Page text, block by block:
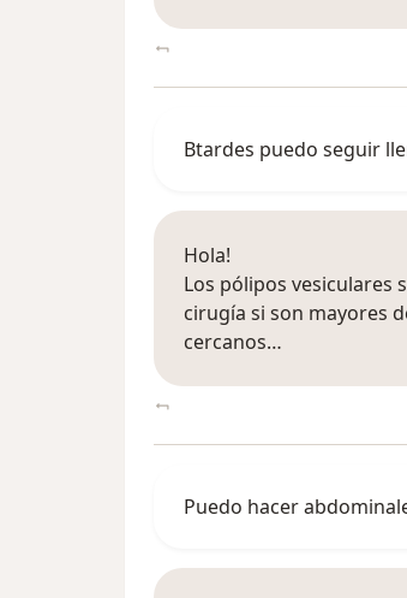
Btardes puedo seguir
Hola!
Los pólipos vesiculares
cirugía si son mayores
cercanos…
Puedo hacer